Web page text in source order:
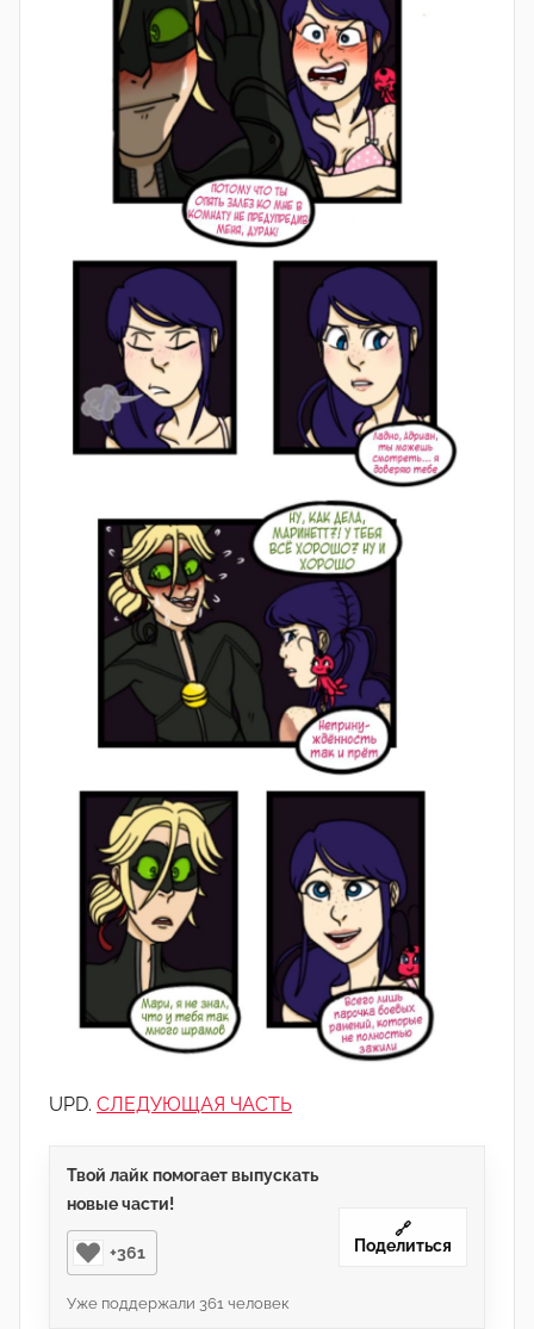
UPD. СЛЕДУЮЩАЯ ЧАСТЬ
Твой лайк помогает выпускать
новые части!
+361
Уже поддержали 361 человек
🔗
Поделиться